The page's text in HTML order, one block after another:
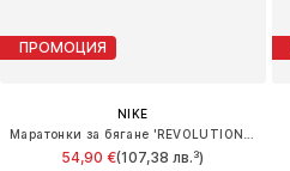
ПРОМОЦИЯ
NIKE
54,90 €(107,38 лв.³)